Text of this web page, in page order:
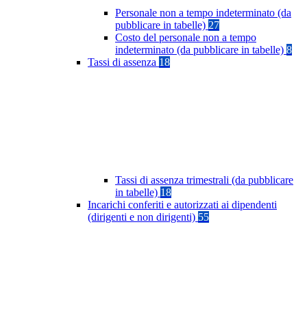
Personale non a tempo indeterminato (da
pubblicare in tabelle) 27
Costo del personale non a tempo
indeterminato (da pubblicare in tabelle) 8
Tassi di assenza 18
Tassi di assenza trimestrali (da pubblicare
in tabelle) 18
Incarichi conferiti e autorizzati ai dipendenti
(dirigenti e non dirigenti) 55